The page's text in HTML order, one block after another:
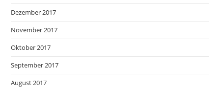
Dezember 2017
November 2017
Oktober 2017
September 2017
August 2017